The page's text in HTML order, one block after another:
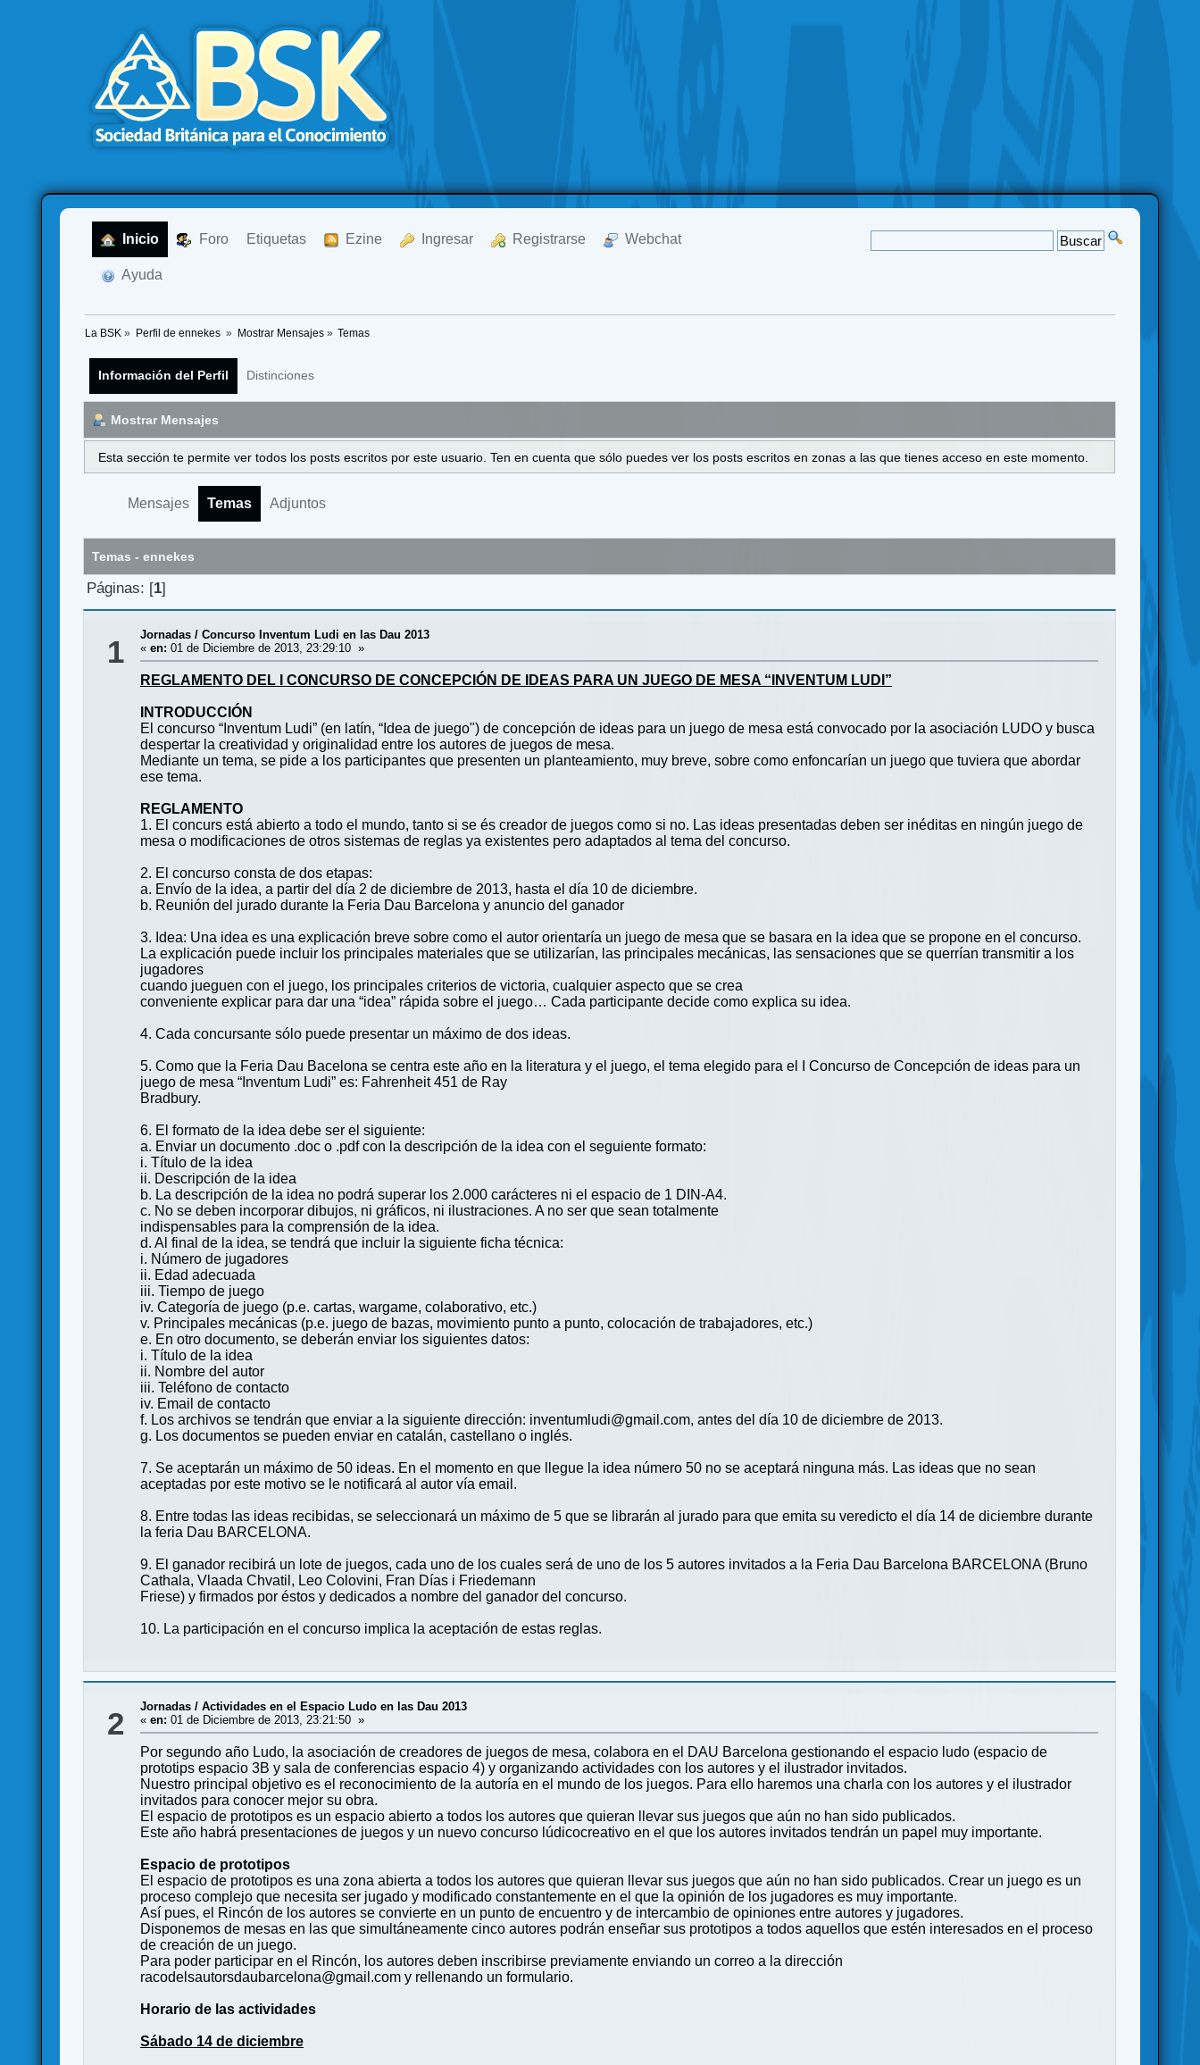
Inicio Foro Etiquetas Ezine Ingresar Registrarse Webchat
Ayuda
La BSK » Perfil de ennekes » Mostrar Mensajes» Temas
Información del Perfil Distinciones
Mostrar Mensajes
Esta sección te permite ver todos los posts escritos por este usuario. Ten en cuenta que sólo puedes ver los posts escritos en zonas a las que tienes acceso en este momento.
Mensajes Temas Adjuntos
Temas - ennekes
Páginas: [1]
1 Jornadas /Concurso Inventum Ludi en las Dau 2013
«en: 01 de Diciembre de 2013, 23:29:10 »
REGLAMENTO DEL I CONCURSO DE CONCEPCIÓN DE IDEAS PARA UN JUEGO DE MESA “INVENTUM LUDI”
INTRODUCCIÓN
El concurso “Inventum Ludi” (en latín, “Idea de juego") de concepción de ideas para un juego de mesa está convocado por la asociación LUDO y busca
despertar la creatividad y originalidad entre los autores de juegos de mesa.
Mediante un tema, se pide a los participantes que presenten un planteamiento, muy breve, sobre como enfoncarían un juego que tuviera que abordar
ese tema.
REGLAMENTO
1. El concurs está abierto a todo el mundo, tanto si se és creador de juegos como si no. Las ideas presentadas deben ser inéditas en ningún juego de
mesa o modificaciones de otros sistemas de reglas ya existentes pero adaptados al tema del concurso.
2. El concurso consta de dos etapas:
a. Envío de la idea, a partir del día 2 de diciembre de 2013, hasta el día 10 de diciembre.
b. Reunión del jurado durante la Feria Dau Barcelona y anuncio del ganador
3. Idea: Una idea es una explicación breve sobre como el autor orientaría un juego de mesa que se basara en la idea que se propone en el concurso.
La explicación puede incluir los principales materiales que se utilizarían, las principales mecánicas, las sensaciones que se querrían transmitir a los
jugadores
cuando jueguen con el juego, los principales criterios de victoria, cualquier aspecto que se crea
conveniente explicar para dar una “idea” rápida sobre el juego… Cada participante decide como explica su idea.
4. Cada concursante sólo puede presentar un máximo de dos ideas.
5. Como que la Feria Dau Bacelona se centra este año en la literatura y el juego, el tema elegido para el I Concurso de Concepción de ideas para un
juego de mesa “Inventum Ludi” es: Fahrenheit 451 de Ray
Bradbury.
6. El formato de la idea debe ser el siguiente:
a. Enviar un documento .doc o .pdf con la descripción de la idea con el seguiente formato:
i. Título de la idea
ii. Descripción de la idea
b. La descripción de la idea no podrá superar los 2.000 carácteres ni el espacio de 1 DIN-A4.
c. No se deben incorporar dibujos, ni gráficos, ni ilustraciones. A no ser que sean totalmente
indispensables para la comprensión de la idea.
d. Al final de la idea, se tendrá que incluir la siguiente ficha técnica:
i. Número de jugadores
ii. Edad adecuada
iii. Tiempo de juego
iv. Categoría de juego (p.e. cartas, wargame, colaborativo, etc.)
v. Principales mecánicas (p.e. juego de bazas, movimiento punto a punto, colocación de trabajadores, etc.)
e. En otro documento, se deberán enviar los siguientes datos:
i. Título de la idea
ii. Nombre del autor
iii. Teléfono de contacto
iv. Email de contacto
f. Los archivos se tendrán que enviar a la siguiente dirección: inventumludi@gmail.com, antes del día 10 de diciembre de 2013.
g. Los documentos se pueden enviar en catalán, castellano o inglés.
7. Se aceptarán un máximo de 50 ideas. En el momento en que llegue la idea número 50 no se aceptará ninguna más. Las ideas que no sean
aceptadas por este motivo se le notificará al autor vía email.
8. Entre todas las ideas recibidas, se seleccionará un máximo de 5 que se librarán al jurado para que emita su veredicto el día 14 de diciembre durante
la feria Dau BARCELONA.
9. El ganador recibirá un lote de juegos, cada uno de los cuales será de uno de los 5 autores invitados a la Feria Dau Barcelona BARCELONA (Bruno
Cathala, Vlaada Chvatil, Leo Colovini, Fran Días i Friedemann
Friese) y firmados por éstos y dedicados a nombre del ganador del concurso.
10. La participación en el concurso implica la aceptación de estas reglas.
2 Jornadas /Actividades en el Espacio Ludo en las Dau 2013
«en: 01 de Diciembre de 2013, 23:21:50 »
Por segundo año Ludo, la asociación de creadores de juegos de mesa, colabora en el DAU Barcelona gestionando el espacio ludo (espacio de
prototips espacio 3B y sala de conferencias espacio 4) y organizando actividades con los autores y el ilustrador invitados.
Nuestro principal objetivo es el reconocimiento de la autoría en el mundo de los juegos. Para ello haremos una charla con los autores y el ilustrador
invitados para conocer mejor su obra.
El espacio de prototipos es un espacio abierto a todos los autores que quieran llevar sus juegos que aún no han sido publicados.
Este año habrá presentaciones de juegos y un nuevo concurso lúdicocreativo en el que los autores invitados tendrán un papel muy importante.
Espacio de prototipos
El espacio de prototipos es una zona abierta a todos los autores que quieran llevar sus juegos que aún no han sido publicados. Crear un juego es un
proceso complejo que necesita ser jugado y modificado constantemente en el que la opinión de los jugadores es muy importante.
Así pues, el Rincón de los autores se convierte en un punto de encuentro y de intercambio de opiniones entre autores y jugadores.
Disponemos de mesas en las que simultáneamente cinco autores podrán enseñar sus prototipos a todos aquellos que estén interesados en el proceso
de creación de un juego.
Para poder participar en el Rincón, los autores deben inscribirse previamente enviando un correo a la dirección
racodelsautorsdaubarcelona@gmail.com y rellenando un formulario.
Horario de las actividades
Sábado 14 de diciembre